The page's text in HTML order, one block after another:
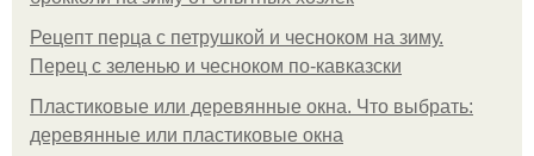
Рецепт перца с петрушкой и чесноком на зиму.
Перец с зеленью и чесноком по-кавказски
Пластиковые или деревянные окна. Что выбрать:
деревянные или пластиковые окна